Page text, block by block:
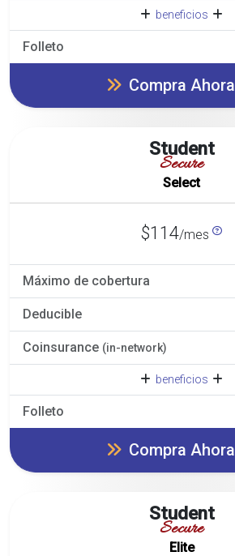
beneficios
Folleto
Compra Ahora
Student
Secure
Select
$114/mes
Máximo de cobertura
Deducible
Coinsurance (in-network)
beneficios
Folleto
Compra Ahora
Student
Secure
Elite